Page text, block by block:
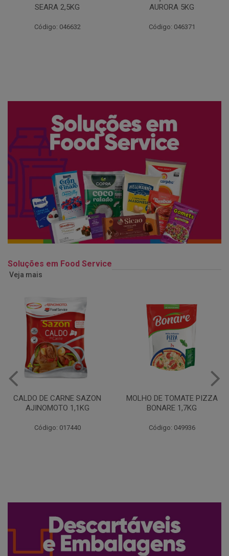
AURORA 5KG
Código: 046371
FATIADO PAKAN 200G
Código: 061522
Soluções em Food Service
Veja mais
MOLHO DE TOMATE PIZZA
BONARE 1,7KG
Código: 049936
MARGARINA USO
PROFISSIONAL 80% CUKIN
Código: 062469